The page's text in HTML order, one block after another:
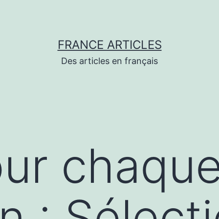
FRANCE ARTICLES
Des articles en français